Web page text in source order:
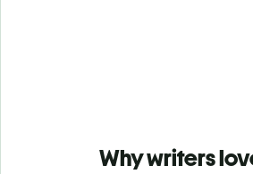
Why writers